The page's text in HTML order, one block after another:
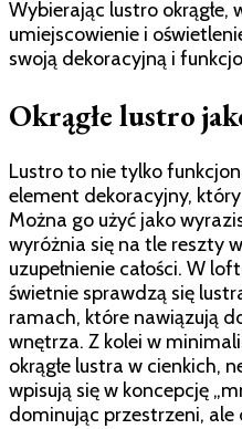
Wybierając lustro okrągłe,
umiejscowienie i
swoją dekoracyjną i
Okrągłe lustro
Lustro to nie tylko
element dekoracyjny,
Można go użyć jako
wyróżnia się na tle reszty
uzupełnienie całości. W
świetnie sprawdzą się
ramach, które nawiązują
wnętrza. Z kolei w
okrągłe lustra w cienkich,
wpisują się w koncepcję
dominując przestrzeni,